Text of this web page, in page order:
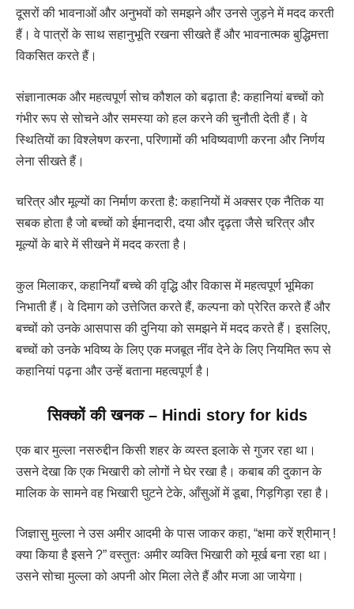
दूसरों की भावनाओं और अनुभवों को समझने और उनसे जुड़ने में मदद करती
हैं। वे पात्रों के साथ सहानुभूति रखना सीखते हैं और भावनात्मक बुद्धिमत्ता
विकसित करते हैं।
संज्ञानात्मक और महत्वपूर्ण सोच कौशल को बढ़ाता है: कहानियां बच्चों को
गंभीर रूप से सोचने और समस्या को हल करने की चुनौती देती हैं। वे
स्थितियों का विश्लेषण करना, परिणामों की भविष्यवाणी करना और निर्णय
लेना सीखते हैं।
चरित्र और मूल्यों का निर्माण करता है: कहानियों में अक्सर एक नैतिक या
सबक होता है जो बच्चों को ईमानदारी, दया और दृढ़ता जैसे चरित्र और
मूल्यों के बारे में सीखने में मदद करता है।
कुल मिलाकर, कहानियाँ बच्चे की वृद्धि और विकास में महत्वपूर्ण भूमिका
निभाती हैं। वे दिमाग को उत्तेजित करते हैं, कल्पना को प्रेरित करते हैं और
बच्चों को उनके आसपास की दुनिया को समझने में मदद करते हैं। इसलिए,
बच्चों को उनके भविष्य के लिए एक मजबूत नींव देने के लिए नियमित रूप से
कहानियां पढ़ना और उन्हें बताना महत्वपूर्ण है।
सिक्कों की खनक – Hindi story for kids
एक बार मुल्ला नसरुद्दीन किसी शहर के व्यस्त इलाके से गुजर रहा था।
उसने देखा कि एक भिखारी को लोगों ने घेर रखा है। कबाब की दुकान के
मालिक के सामने वह भिखारी घुटने टेके, आँसुओं में डूबा, गिड़गिड़ा रहा है।
जिज्ञासु मुल्ला ने उस अमीर आदमी के पास जाकर कहा, “क्षमा करें श्रीमान् !
क्या किया है इसने ?” वस्तुतः अमीर व्यक्ति भिखारी को मूर्ख बना रहा था।
उसने सोचा मुल्ला को अपनी ओर मिला लेते हैं और मजा आ जायेगा।